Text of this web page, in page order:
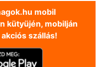
mobil
kütyüjén, mobilján
szállás!